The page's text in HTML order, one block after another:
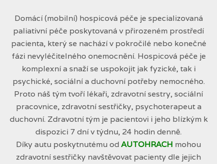
Domácí (mobilní) hospicová péče je specializovaná
paliativní péče poskytovaná v přirozeném prostředí
pacienta, který se nachází v pokročilé nebo konečné
fázi nevyléčitelného onemocnění. Hospicová péče je
komplexní a snaží se uspokojit jak fyzické, tak i
psychické, sociální a duchovní potřeby nemocného.
Proto náš tým tvoří lékaři, zdravotní sestry, sociální
pracovnice, zdravotní sestřičky, psychoterapeut a
duchovní. Zdravotní tým je pacientovi i jeho blízkým k
dispozici 7 dní v týdnu, 24 hodin denně.
Díky autu poskytnutému od AUTOHRACH mohou
zdravotní sestřičky navštěvovat pacienty dle jejich